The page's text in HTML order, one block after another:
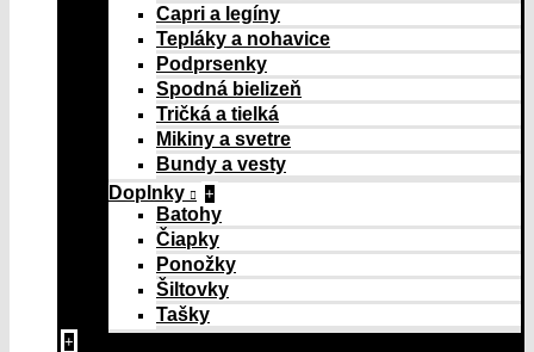
Capri a legíny
Tepláky a nohavice
Podprsenky
Spodná bielizeň
Tričká a tielká
Mikiny a svetre
Bundy a vesty
Doplnky
+
Batohy
Čiapky
Ponožky
Šiltovky
Tašky
+